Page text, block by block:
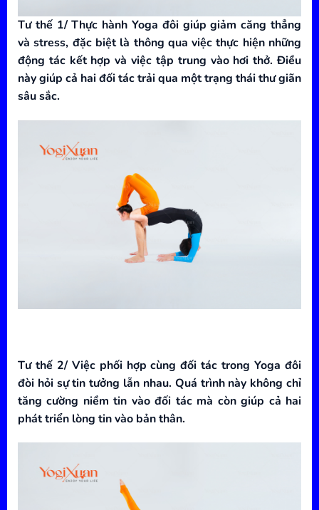
Tư thế 1/ Thực hành Yoga đôi giúp giảm căng thẳng
và stress, đặc biệt là thông qua việc thực hiện những
động tác kết hợp và việc tập trung vào hơi thở. Điều
này giúp cả hai đối tác trải qua một trạng thái thư giãn
sâu sắc.
Tư thế 2/ Việc phối hợp cùng đối tác trong Yoga đôi
đòi hỏi sự tin tưởng lẫn nhau. Quá trình này không chỉ
tăng cường niềm tin vào đối tác mà còn giúp cả hai
phát triển lòng tin vào bản thân.